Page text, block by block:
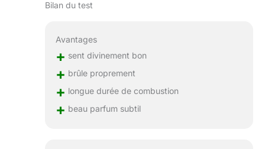
Bilan du test
Avantages
+ sent divinement bon
+ brûle proprement
+ longue durée de combustion
+ beau parfum subtil